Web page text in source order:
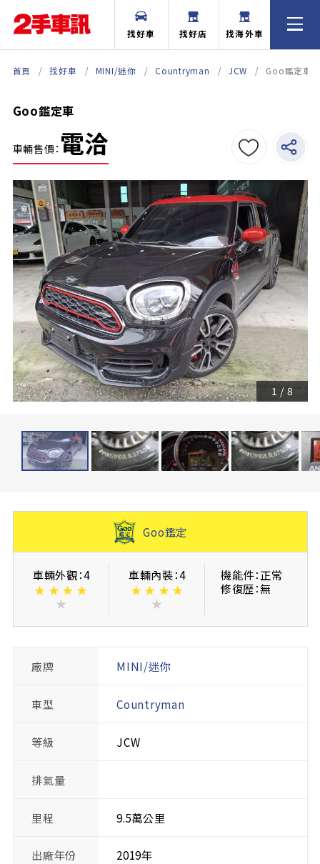
找好車 找好店 找海外車
首頁 找好車 MINI/迷你 Countryman JCW Goo鑑定車
Goo鑑定車
車輛售價： 電洽
1 / 8
Goo鑑定
車輛外觀：4
★ ★ ★ ★
★
車輛內裝：4
★ ★ ★ ★
★
機能件：正常
修復歴：無
廠牌 MINI/迷你
車型 Countryman
等級 JCW
排氣量
里程 9.5萬公里
出廠年份 2019年